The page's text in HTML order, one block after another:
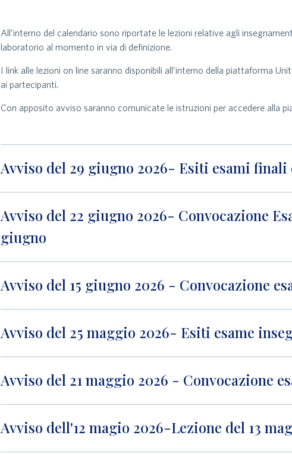
All’interno del calendario sono riportate le lezioni relative agli
laboratorio al momento in via di definizione.
I link alle lezioni on line saranno disponibili all’interno della piattaforma
ai partecipanti.
Con apposito avviso saranno comunicate le istruzioni per accedere alla
Avviso del 29 giugno 2026- Esiti esami
Avviso del 22 giugno 2026- Convocazione
giugno
Avviso del 15 giugno 2026 - Convocazione
Avviso del 25 maggio 2026- Esiti esame
Avviso del 21 maggio 2026 - Convocazione
Avviso dell'12 magio 2026-Lezione del 13